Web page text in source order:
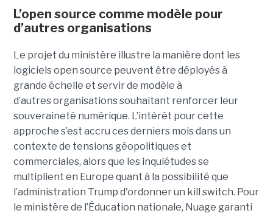
L’open source comme modèle pour
d’autres organisations
Le projet du ministère illustre la manière dont les
logiciels open source peuvent être déployés à
grande échelle et servir de modèle à
d’autres organisations souhaitant renforcer leur
souveraineté numérique. L’intérêt pour cette
approche s’est accru ces derniers mois dans un
contexte de tensions géopolitiques et
commerciales, alors que les inquiétudes se
multiplient en Europe quant à la possibilité que
l’administration Trump d'ordonner un kill switch. Pour
le ministère de l’Éducation nationale, Nuage garanti